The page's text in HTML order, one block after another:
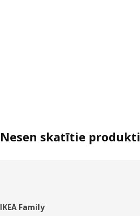
Nesen skatītie produkti
Kājene
IKEA Family